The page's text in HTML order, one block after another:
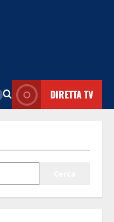
DIRETTA TV